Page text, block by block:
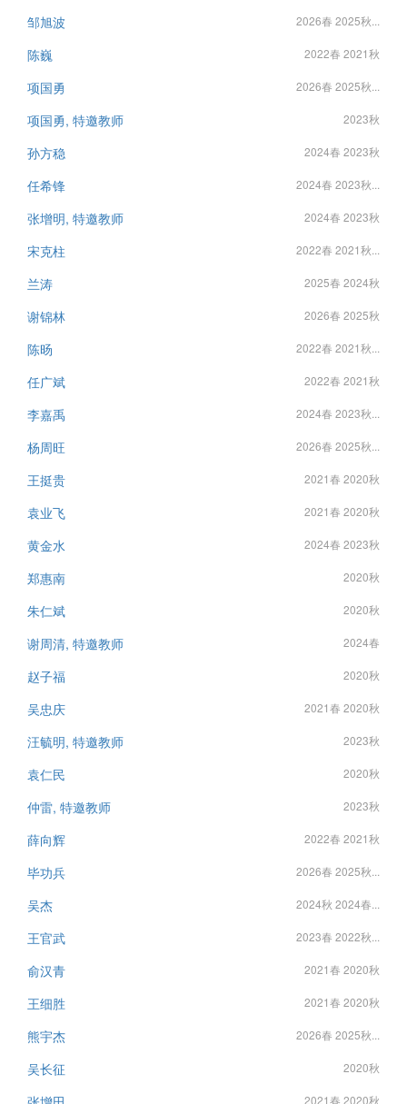
邹旭波 2026春 2025秋...
陈巍 2022春 2021秋
项国勇 2026春 2025秋...
项国勇, 特邀教师 2023秋
孙方稳 2024春 2023秋
任希锋 2024春 2023秋...
张增明, 特邀教师 2024春 2023秋
宋克柱 2022春 2021秋...
兰涛 2025春 2024秋
谢锦林 2026春 2025秋
陈旸 2022春 2021秋...
任广斌 2022春 2021秋
李嘉禹 2024春 2023秋...
杨周旺 2026春 2025秋...
王挺贵 2021春 2020秋
袁业飞 2021春 2020秋
黄金水 2024春 2023秋
郑惠南 2020秋
朱仁斌 2020秋
谢周清, 特邀教师 2024春
赵子福 2020秋
吴忠庆 2021春 2020秋
汪毓明, 特邀教师 2023秋
袁仁民 2020秋
仲雷, 特邀教师 2023秋
薛向辉 2022春 2021秋
毕功兵 2026春 2025秋...
吴杰 2024秋 2024春...
王官武 2023春 2022秋...
俞汉青 2021春 2020秋
王细胜 2021春 2020秋
熊宇杰 2026春 2025秋...
吴长征 2020秋
2021春 2020秋